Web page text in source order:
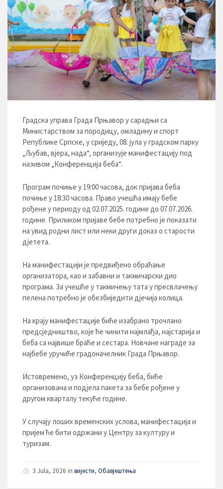
Градска управа Града Прњавор у сарадњи са
Министарством за породицу, омладину и спорт
Републике Српске, у сриједу, 08. јула у градском парку
„Љубав, вјера, нада“, организује манифестацију под
називом „Конференција беба“.
Програм почиње у 19:00 часова, док пријава беба
почиње у 18:30 часова. Право учешћа имају бебе
рођене у периоду од 02.07.2025. године до 07.07.2026.
године. Приликом пријаве бебе потребно је показати
на увид родни лист или неки други доказ о старости
дјетета.
На манифестацији је предвиђено обраћање
организатора, као и забавни и такмичарски дио
програма. За учешће у такмичењу тата у пресвлачењу
пелена потребно је обезбиједити дјечија колица.
На крају манифестације биће изабрано трочлано
предсједништво, које ће чинити најмлађа, најстарија и
беба са највише браће и сестара. Новчане награде за
најбебе уручиће градоначелник Града Прњавор.
Истовремено, уз Конференцију беба, биће
организована и подјела пакета за бебе рођене у
другом кварталу текуће године.
У случају лоших временских услова, манифестација и
пријем ће бити одржани у Центру за културу и
туризам.
3 Jula, 2026 in вијести, Обавјештења